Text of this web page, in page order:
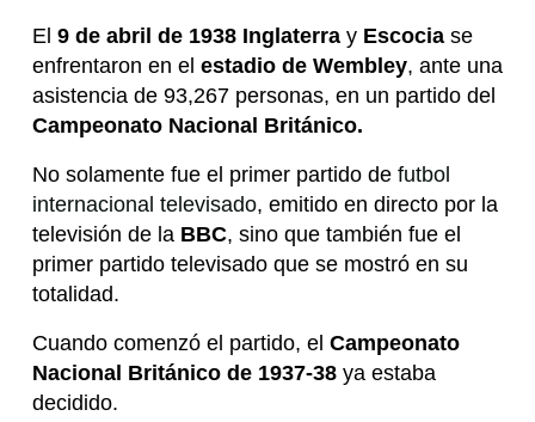
El 9 de abril de 1938 Inglaterray Escociase
enfrentaron en el estadio de Wembley, ante una
asistencia de 93,267 personas, en un partido del
Campeonato Nacional Británico.
No solamente fue el primer partido de futbol
internacional televisado, emitido en directo por la
televisión de la BBC, sino que también fue el
primer partido televisado que se mostró en su
totalidad.
Cuando comenzó el partido, el Campeonato
Nacional Británico de 1937-38ya estaba
decidido.